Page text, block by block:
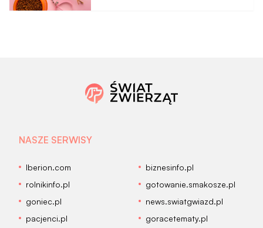
NASZE SERWISY
Iberion.com
biznesinfo.pl
rolnikinfo.pl
gotowanie.smakosze.pl
goniec.pl
news.swiatgwiazd.pl
pacjenci.pl
goracetematy.pl